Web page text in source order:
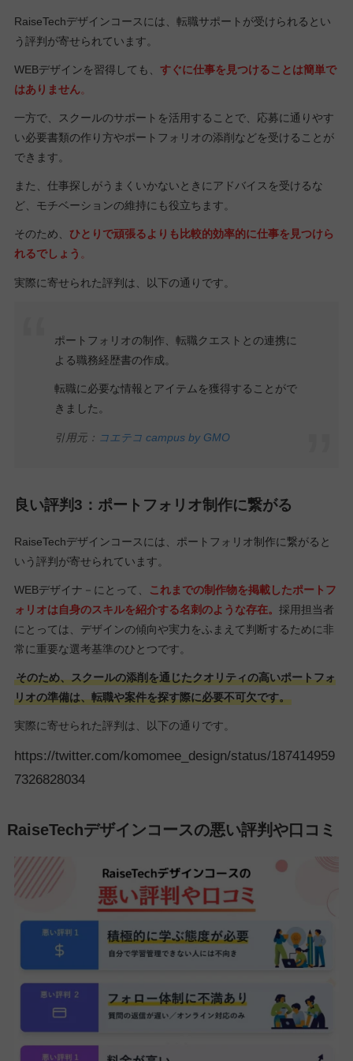
RaiseTechデザインコースには、転職サポートが受けられるとい
う評判が寄せられています。
WEBデザインを習得しても、 すぐに仕事を見つけることは簡単で
はありません。
一方で、スクールのサポートを活用することで、応募に通りやす
い必要書類の作り方やポートフォリオの添削などを受けることが
できます。
また、仕事探しがうまくいかないときにアドバイスを受けるな
ど、モチベーションの維持にも役立ちます。
そのため、 ひとりで頑張るよりも比較的効率的に仕事を見つけら
れるでしょう 。
実際に寄せられた評判は、以下の通りです。
ポートフォリオの制作、転職クエストとの連携に
よる職務経歴書の作成。
転職に必要な情報とアイテムを獲得することがで
きました。
引用元： コエテコ campus by GMO
良い評判3：ポートフォリオ制作に繋がる
RaiseTechデザインコースには、ポートフォリオ制作に繋がると
いう評判が寄せられています。
WEBデザイナ－にとって、
これまでの制作物を掲載したポートフ
ォリオは自身のスキルを紹介する名刺のような存在。 採用担当者
にとっては、デザインの傾向や実力をふまえて判断するために非
常に重要な選考基準のひとつです。
そのため、スクールの添削を通じたクオリティの高いポートフォ
リオの準備は、転職や案件を探す際に必要不可欠です。
実際に寄せられた評判は、以下の通りです。
https://twitter.com/komomee_design/status/187414959
7326828034
RaiseTechデザインコースの悪い評判や口コミ